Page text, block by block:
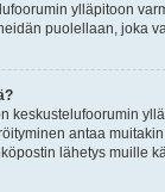
ylläpitoon
puolellaan, joka
keskustelufoorumin
antaa
lähetys muille